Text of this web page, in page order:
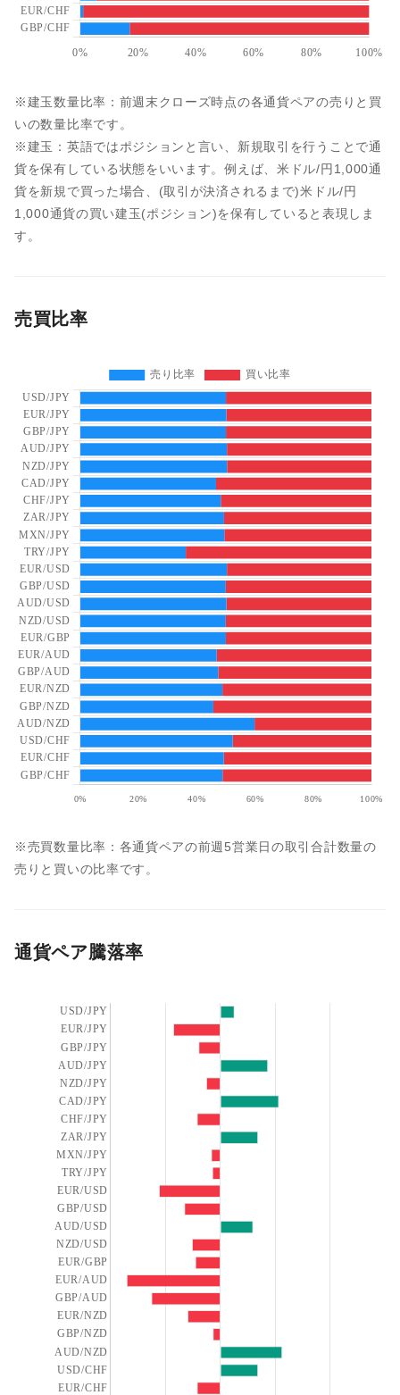
※建玉数量比率：前週末クローズ時点の各通貨ペアの売りと買
いの数量比率です。
※建玉：英語ではポジションと言い、新規取引を行うことで通
貨を保有している状態をいいます。例えば、米ドル/円1,000通
貨を新規で買った場合、(取引が決済されるまで)米ドル/円
1,000通貨の買い建玉(ポジション)を保有していると表現しま
す。
売買比率
※売買数量比率：各通貨ペアの前週5営業日の取引合計数量の
売りと買いの比率です。
通貨ペア騰落率